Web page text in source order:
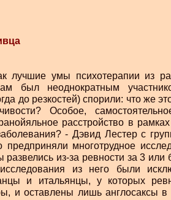
лучшие умы психотерапии из
был неоднократным
до резкостей) спорили: что же
Особое,
расстройство в
- Дэвид Лестер с
предприняли многотрудное
из-за ревности за 3 или
из него были
и итальянцы, у которых
и оставлены лишь англосаксы